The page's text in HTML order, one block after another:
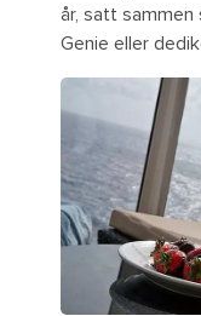
år, satt
Genie eller